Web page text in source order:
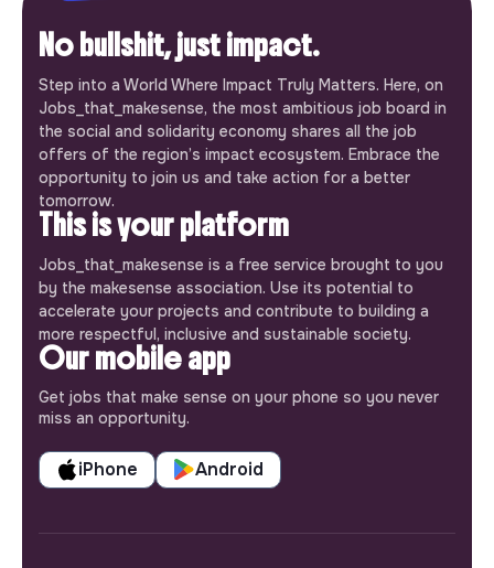
No bullshit, just impact.
Step into a World Where Impact Truly Matters. Here, on
Jobs_that_makesense, the most ambitious job board in
the social and solidarity economy shares all the job
offers of the region’s impact ecosystem. Embrace the
opportunity to join us and take action for a better
tomorrow.
This is your platform
Jobs_that_makesense is a free service brought to you
by the makesense association. Use its potential to
accelerate your projects and contribute to building a
more respectful, inclusive and sustainable society.
Our mobile app
Get jobs that make sense on your phone so you never
miss an opportunity.
iPhone Android